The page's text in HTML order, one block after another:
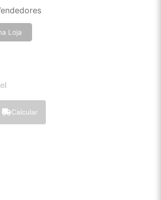
Loja
Calcular